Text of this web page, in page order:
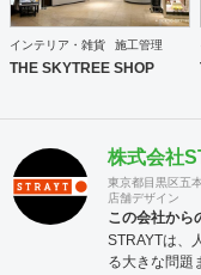
インテリア・雑貨 施工管理
THE SKYTREE SHOP
株式会社
東京都目黒区五
店舗デザイン
この会社から
STRAYTは、
る大きな問題